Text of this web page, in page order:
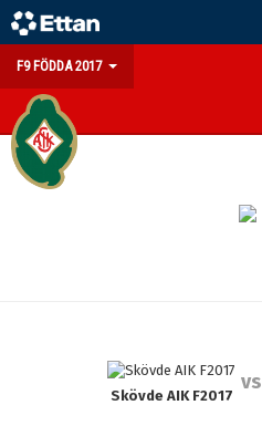
F9 FÖDDA 2017
HEM
Skövde AIK F2017
vs